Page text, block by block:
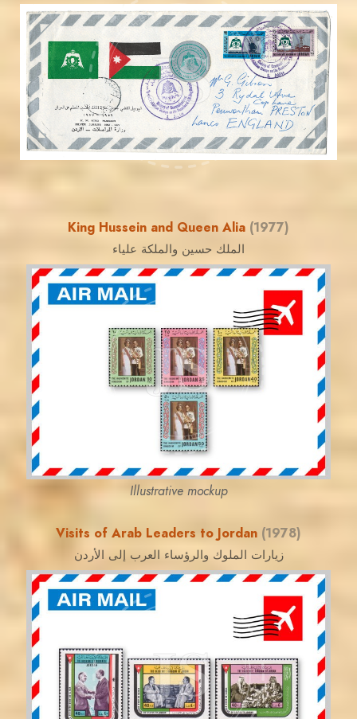
JS
JORDANSTAMPS.COM
EST. 2007
King Hussein and Queen Alia (1977)
الملك حسين والملكة علياء
JS
JORDANSTAMPS.COM
EST. 2007
Illustrative mockup
Visits of Arab Leaders to Jordan (1978)
زيارات الملوك والرؤساء العرب إلى الأردن
JS
JORDANSTAMPS.COM